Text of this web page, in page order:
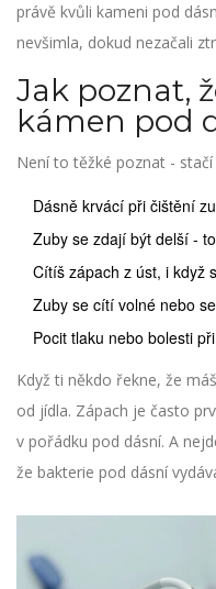
právě kvůli kameni pod
nevšimla, dokud nezačali
Jak poznat,
kámen pod
Není to těžké poznat -
Dásně krvácí při čištění
Zuby se zdají být delší -
Cítíš zápach z úst, i když
Zuby se cítí volné nebo
Pocit tlaku nebo bolesti
Když ti někdo řekne, že
od jídla. Zápach je často
v pořádku pod dásní. A
že bakterie pod dásní